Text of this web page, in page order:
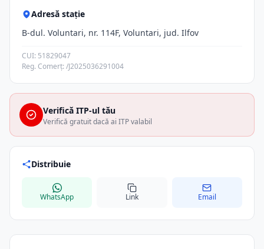
Adresă stație
B-dul. Voluntari, nr. 114F, Voluntari, jud. Ilfov
CUI: 51829047
Reg. Comerț: /J2025036291004
Verifică ITP-ul tău
Verifică gratuit dacă ai ITP valabil
Distribuie
WhatsApp Link Email